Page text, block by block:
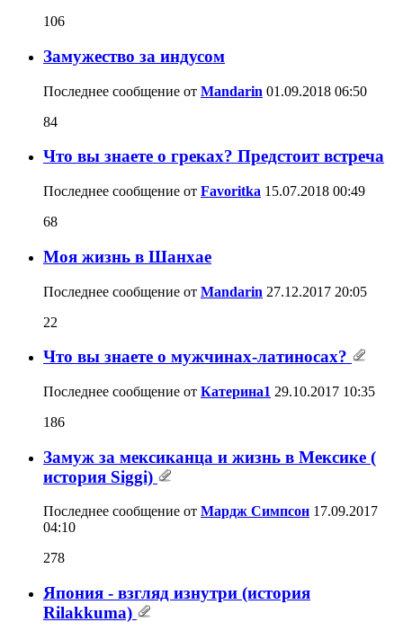
106
Замужество за индусом
Последнее сообщение от Mandarin 01.09.2018 06:50
84
Что вы знаете о греках? Предстоит встреча
Последнее сообщение от Favoritka 15.07.2018 00:49
68
Моя жизнь в Шанхае
Последнее сообщение от Mandarin 27.12.2017 20:05
22
Что вы знаете о мужчинах-латиносах?
Последнее сообщение от Катерина1 29.10.2017 10:35
186
Замуж за мексиканца и жизнь в Мексике (
история Siggi)
Последнее сообщение от Мардж Симпсон 17.09.2017
04:10
278
Япония - взгляд изнутри (история
Rilakkuma)